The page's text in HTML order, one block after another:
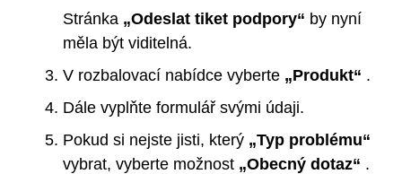
Stránka „Odeslat tiket podpory“ by nyní
měla být viditelná.
V rozbalovací nabídce vyberte „Produkt“ .
Dále vyplňte formulář svými údaji.
Pokud si nejste jisti, který „Typ problému“
vybrat, vyberte možnost „Obecný dotaz“ .